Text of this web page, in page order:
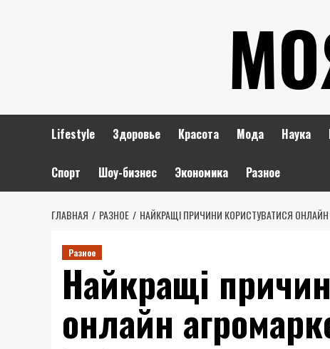
Lifestyle Здоровье Красота Мода Наука
Спорт Шоу-бизнес Экономика Разное
ГЛАВНАЯ РАЗНОЕ НАЙКРАЩІ ПРИЧИНИ КОРИСТУВАТИСЯ
Разное
Найкращі
онлайн